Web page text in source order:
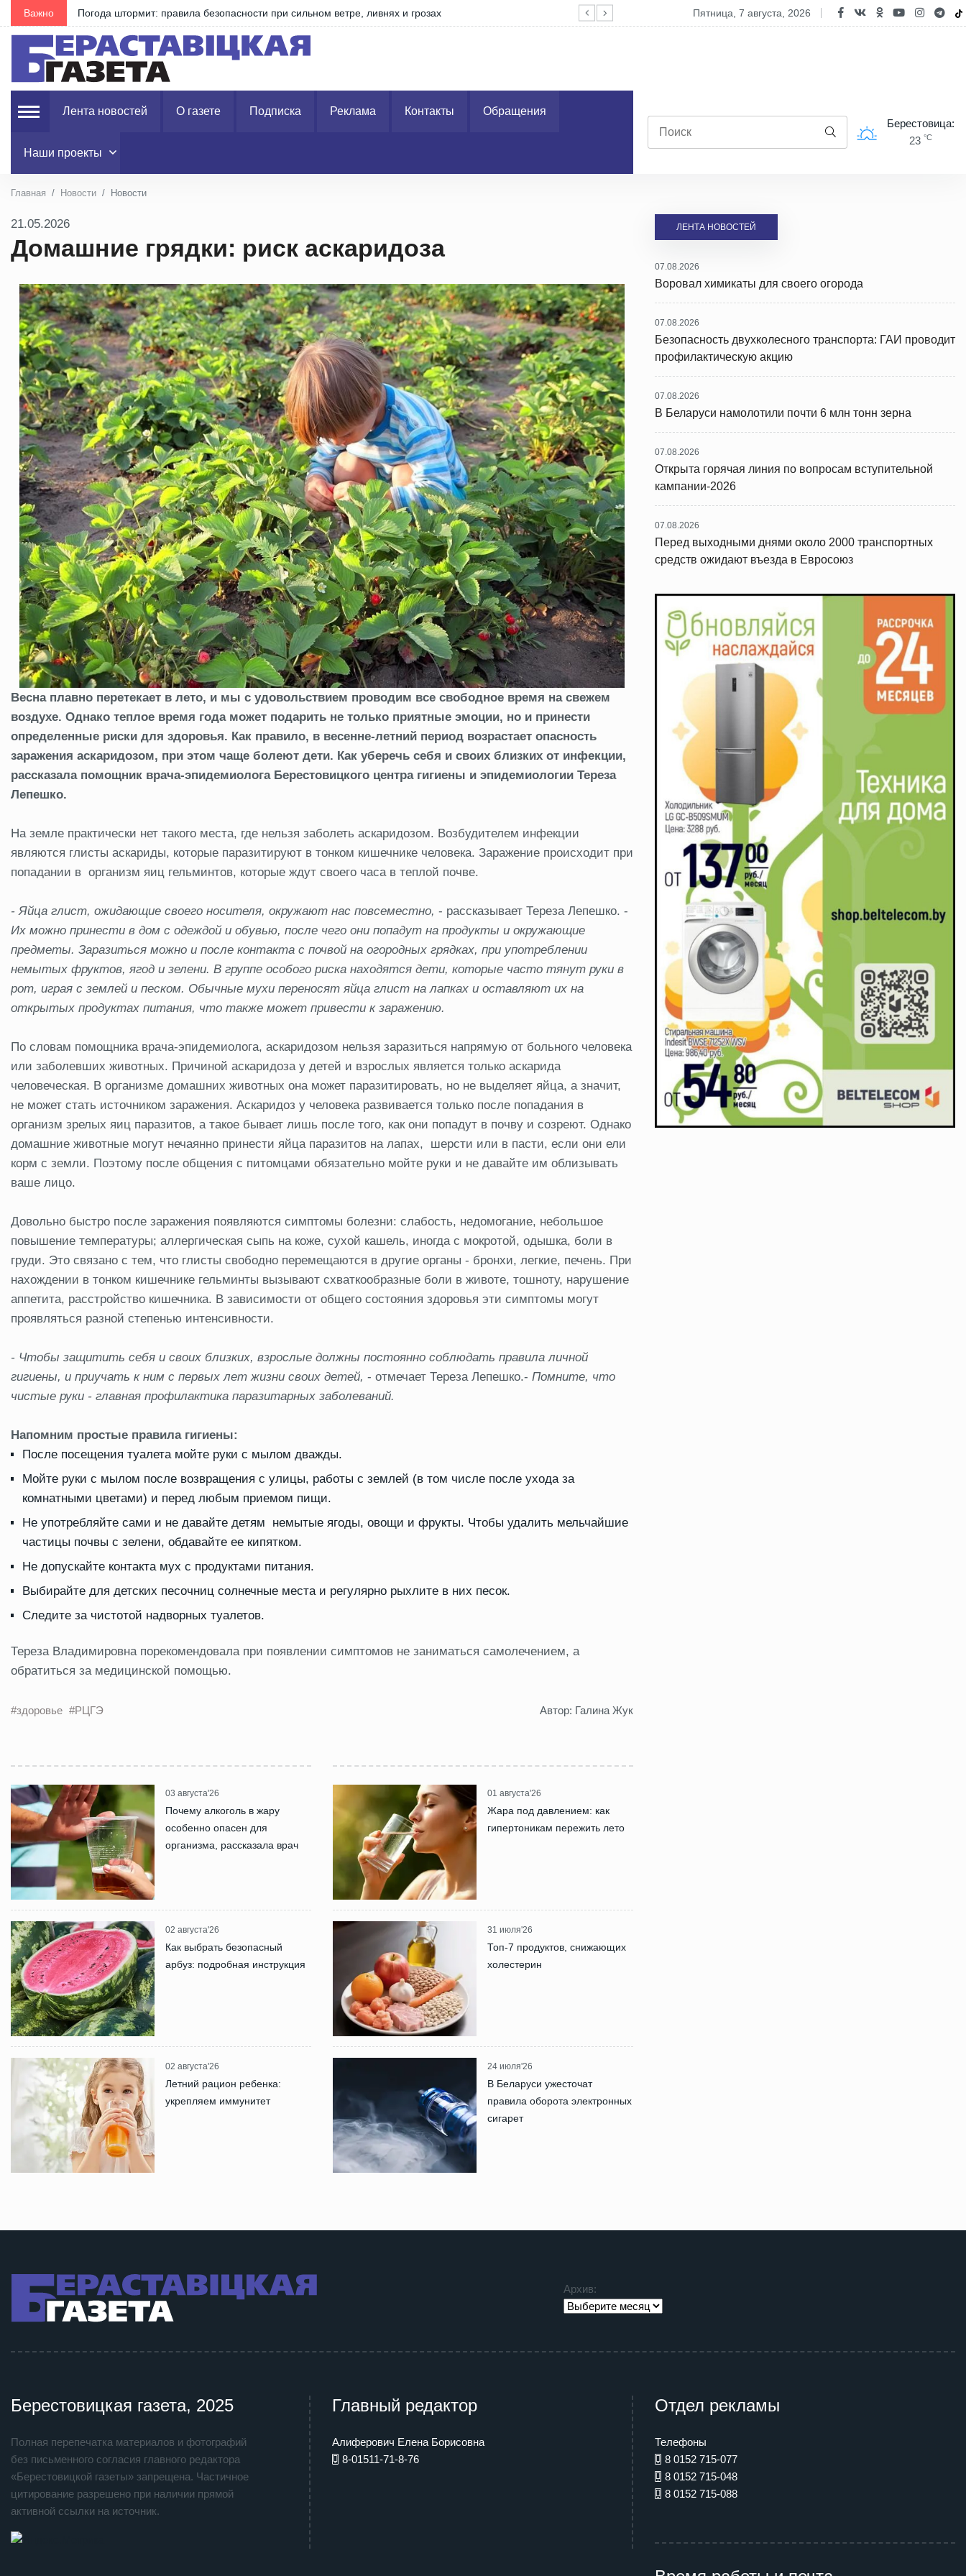
Важно Погода штормит: правила безопасности при сильном ветре, ливнях и грозах Воровал химикаты для своего огорода
пятница, 7 августа, 2026
Лента новостей О газете Подписка Реклама Контакты Обращения
Наши проекты
Берестовица:
23 °C
Главная Новости Новости
21.05.2026
Домашние грядки: риск аскаридоза
Весна плавно перетекает в лето, и мы с удовольствием проводим все свободное время на свежем
воздухе. Однако теплое время года может подарить не только приятные эмоции, но и принести
определенные риски для здоровья. Как правило, в весенне-летний период возрастает опасность
заражения аскаридозом, при этом чаще болеют дети. Как уберечь себя и своих близких от инфекции,
рассказала помощник врача-эпидемиолога Берестовицкого центра гигиены и эпидемиологии Тереза
Лепешко.
На земле практически нет такого места, где нельзя заболеть аскаридозом. Возбудителем инфекции
являются глисты аскариды, которые паразитируют в тонком кишечнике человека. Заражение происходит при
попадании в организм яиц гельминтов, которые ждут своего часа в теплой почве.
- Яйца глист, ожидающие своего носителя, окружают нас повсеместно, - рассказывает Тереза Лепешко. -
Их можно принести в дом с одеждой и обувью, после чего они попадут на продукты и окружающие
предметы. Заразиться можно и после контакта с почвой на огородных грядках, при употреблении
немытых фруктов, ягод и зелени. В группе особого риска находятся дети, которые часто тянут руки в
рот, играя с землей и песком. Обычные мухи переносят яйца глист на лапках и оставляют их на
открытых продуктах питания, что также может привести к заражению.
По словам помощника врача-эпидемиолога, аскаридозом нельзя заразиться напрямую от больного человека
или заболевших животных. Причиной аскаридоза у детей и взрослых является только аскарида
человеческая. В организме домашних животных она может паразитировать, но не выделяет яйца, а значит,
не может стать источником заражения. Аскаридоз у человека развивается только после попадания в
организм зрелых яиц паразитов, а такое бывает лишь после того, как они попадут в почву и созреют. Однако
домашние животные могут нечаянно принести яйца паразитов на лапах, шерсти или в пасти, если они ели
корм с земли. Поэтому после общения с питомцами обязательно мойте руки и не давайте им облизывать
ваше лицо.
Довольно быстро после заражения появляются симптомы болезни: слабость, недомогание, небольшое
повышение температуры; аллергическая сыпь на коже, сухой кашель, иногда с мокротой, одышка, боли в
груди. Это связано с тем, что глисты свободно перемещаются в другие органы - бронхи, легкие, печень. При
нахождении в тонком кишечнике гельминты вызывают схваткообразные боли в животе, тошноту, нарушение
аппетита, расстройство кишечника. В зависимости от общего состояния здоровья эти симптомы могут
проявляться разной степенью интенсивности.
- Чтобы защитить себя и своих близких, взрослые должны постоянно соблюдать правила личной
гигиены, и приучать к ним с первых лет жизни своих детей, - отмечает Тереза Лепешко.- Помните, что
чистые руки - главная профилактика паразитарных заболеваний.
Напомним простые правила гигиены:
После посещения туалета мойте руки с мылом дважды.
Мойте руки с мылом после возвращения с улицы, работы с землей (в том числе после ухода за
комнатными цветами) и перед любым приемом пищи.
Не употребляйте сами и не давайте детям немытые ягоды, овощи и фрукты. Чтобы удалить мельчайшие
частицы почвы с зелени, обдавайте ее кипятком.
Не допускайте контакта мух с продуктами питания.
Выбирайте для детских песочниц солнечные места и регулярно рыхлите в них песок.
Следите за чистотой надворных туалетов.
Тереза Владимировна порекомендовала при появлении симптомов не заниматься самолечением, а
обратиться за медицинской помощью.
#здоровье #РЦГЭ Автор: Галина Жук
03 августа'26
Почему алкоголь в жару
особенно опасен для
организма, рассказала врач
02 августа'26
Как выбрать безопасный
арбуз: подробная инструкция
02 августа'26
Летний рацион ребенка:
укрепляем иммунитет
01 августа'26
Жара под давлением: как
гипертоникам пережить лето
31 июля'26
Топ-7 продуктов, снижающих
холестерин
24 июля'26
В Беларуси ужесточат
правила оборота электронных
сигарет
ЛЕНТА НОВОСТЕЙ
07.08.2026
Воровал химикаты для своего огорода
07.08.2026
Безопасность двухколесного транспорта: ГАИ проводит
профилактическую акцию
07.08.2026
В Беларуси намолотили почти 6 млн тонн зерна
07.08.2026
Открыта горячая линия по вопросам вступительной
кампании-2026
07.08.2026
Перед выходными днями около 2000 транспортных
средств ожидают въезда в Евросоюз
Архив:
Берестовицкая газета, 2025
Полная перепечатка материалов и фотографий
без письменного согласия главного редактора
«Берестовицкой газеты» запрещена. Частичное
цитирование разрешено при наличии прямой
активной ссылки на источник.
Главный редактор
Алиферович Елена Борисовна
8-01511-71-8-76
Отдел рекламы
Телефоны
8 0152 715-077
8 0152 715-048
8 0152 715-088